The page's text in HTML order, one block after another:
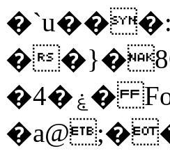
�
�4�ۼ� Fo�op��8��dG�0�����^�Tߩ��#�ѝt�0-